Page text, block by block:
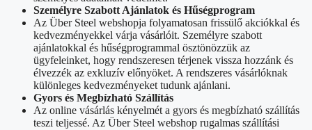
Személyre Szabott Ajánlatok és Hűségprogram
Az Über Steel webshopja folyamatosan frissülő akciókkal és
kedvezményekkel várja vásárlóit. Személyre szabott
ajánlatokkal és hűségprogrammal ösztönözzük az
ügyfeleinket, hogy rendszeresen térjenek vissza hozzánk és
élvezzék az exkluzív előnyöket. A rendszeres vásárlóknak
különleges kedvezményeket tudunk ajánlani.
Gyors és Megbízható Szállítás
Az online vásárlás kényelmét a gyors és megbízható szállítás
teszi teljessé. Az Über Steel webshop rugalmas szállítási